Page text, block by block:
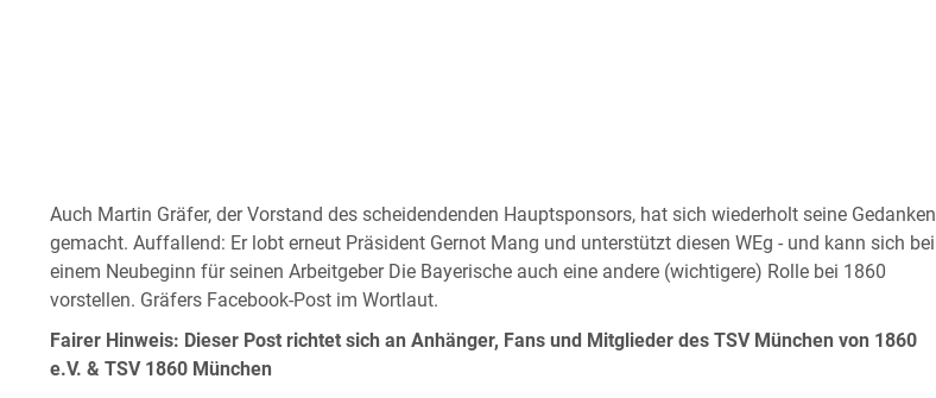
Auch Martin Gräfer, der Vorstand des scheidendenden Hauptsponsors, hat sich wiederholt seine Gedanken
gemacht. Auffallend: Er lobt erneut Präsident Gernot Mang und unterstützt diesen WEg - und kann sich bei
einem Neubeginn für seinen Arbeitgeber Die Bayerische auch eine andere (wichtigere) Rolle bei 1860
vorstellen. Gräfers Facebook-Post im Wortlaut.
Fairer Hinweis: Dieser Post richtet sich an Anhänger, Fans und Mitglieder des TSV München von 1860
e.V. & TSV 1860 München